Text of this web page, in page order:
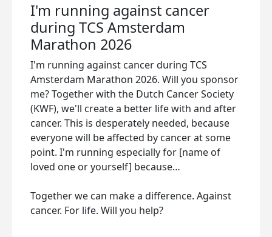
I'm running against cancer
during TCS Amsterdam
Marathon 2026
I'm running against cancer during TCS
Amsterdam Marathon 2026. Will you sponsor
me? Together with the Dutch Cancer Society
(KWF), we'll create a better life with and after
cancer. This is desperately needed, because
everyone will be affected by cancer at some
point. I'm running especially for [name of
loved one or yourself] because…
Together we can make a difference. Against
cancer. For life. Will you help?